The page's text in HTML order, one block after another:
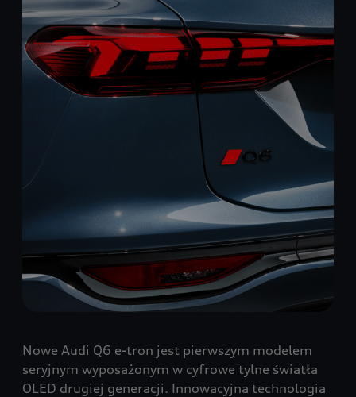
Nowe Audi Q6 e-tron jest pierwszym modelem
seryjnym wyposażonym w cyfrowe tylne światła
OLED drugiej generacji. Innowacyjna technologia